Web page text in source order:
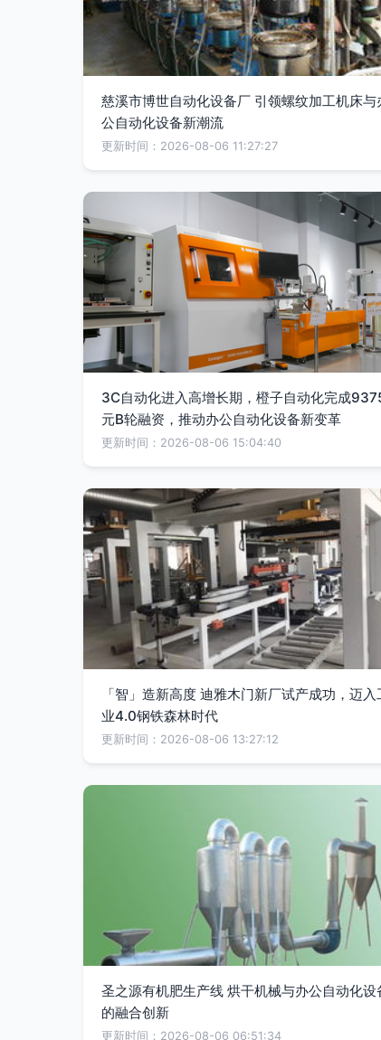
慈溪市博世自动化设备厂 引领螺纹加工机床与
公自动化设备新潮流
更新时间：2026-08-06 11:27:27
3C自动化进入高增长期，橙子自动化完成
元B轮融资，推动办公自动化设备新变革
更新时间：2026-08-06 15:04:40
「智」造新高度 迪雅木门新厂试产成功，迈入
业4.0钢铁森林时代
更新时间：2026-08-06 13:27:12
圣之源有机肥生产线 烘干机械与办公自动化设
的融合创新
更新时间：2026-08-06 06:51:34